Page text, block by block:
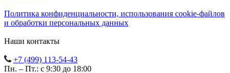
Политика конфиденциальности, использования сookie-файлов
и обработки персональных данных
Наши контакты
+7 (499) 113-54-43
Пн. – Пт.: с 9:30 до 18:00